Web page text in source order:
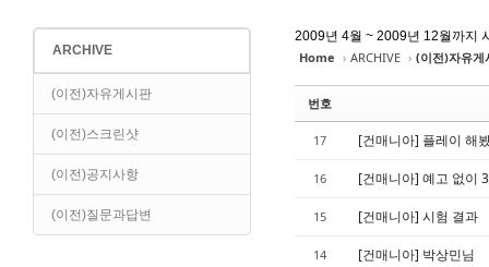
ARCHIVE
(이전)자유게시판
(이전)스크린샷
(이전)공지사항
(이전)질문과답변
2009년 4월 ~ 2009년 12월까지
Home › ARCHIVE › (이전)자유게
번호
17 [건매니아] 플레이 해
16 [건매니아] 예고 없이
15 [건매니아] 시험 결과
14 [건매니아] 박상민님
Sketchbook5, 스케치북5
Sketchbook5, 스케치북5